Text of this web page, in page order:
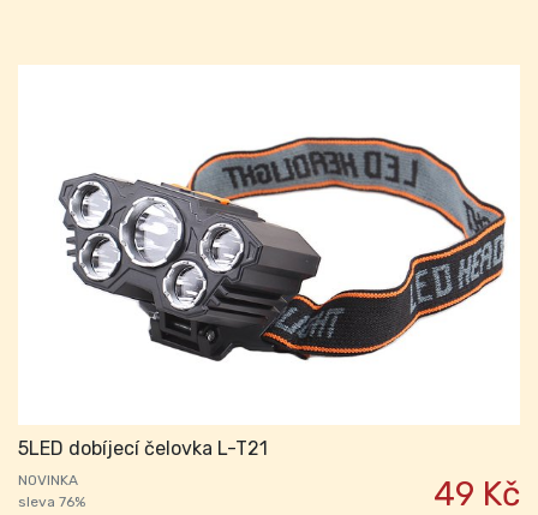
5LED dobíjecí čelovka L-T21
NOVINKA
sleva 76%
49 Kč